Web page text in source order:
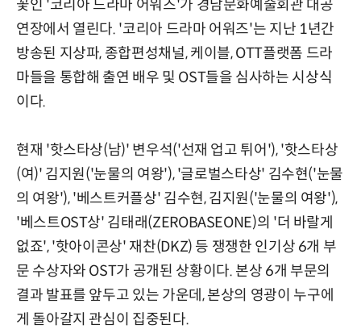
꽃인 '코리아 드라마 어워즈'가 경남문화예술회관 대공
연장에서 열린다. '코리아 드라마 어워즈'는 지난 1년간
방송된 지상파, 종합편성채널, 케이블, OTT플랫폼 드라
마들을 통합해 출연 배우 및 OST들을 심사하는 시상식
이다.
현재 '핫스타상(남)' 변우석('선재 업고 튀어'), '핫스타상
(여)' 김지원('눈물의 여왕'), '글로벌스타상' 김수현('눈물
의 여왕'), '베스트커플상' 김수현, 김지원('눈물의 여왕'),
'베스트OST상' 김태래(ZEROBASEONE)의 '더 바랄게
없죠', '핫아이콘상' 재찬(DKZ) 등 쟁쟁한 인기상 6개 부
문 수상자와 OST가 공개된 상황이다. 본상 6개 부문의
결과 발표를 앞두고 있는 가운데, 본상의 영광이 누구에
게 돌아갈지 관심이 집중된다.